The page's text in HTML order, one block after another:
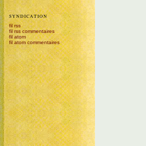
SYNDICATION
fil rss
fil rss commentaires
fil atom
fil atom commentaires